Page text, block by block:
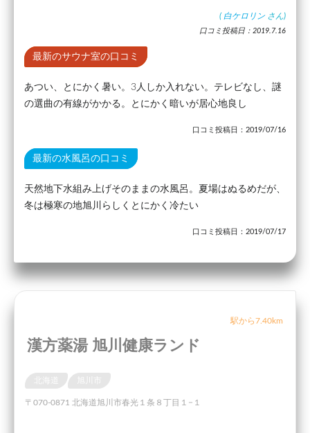
( 白ケロリン さん)
口コミ投稿日：2019.7.16
最新のサウナ室の口コミ
あつい、とにかく暑い。3人しか入れない。テレビなし、謎
の選曲の有線がかかる。とにかく暗いが居心地良し
口コミ投稿日：2019/07/16
最新の水風呂の口コミ
天然地下水組み上げそのままの水風呂。夏場はぬるめだが、
冬は極寒の地旭川らしくとにかく冷たい
口コミ投稿日：2019/07/17
駅から7.40km
漢方薬湯 旭川健康ランド
〒070-0871 北海道旭川市春光１条８丁目１−１